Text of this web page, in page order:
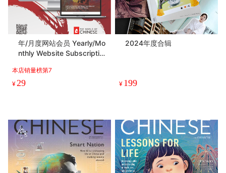
年/月度网站会员 Yearly/Mo
nthly Website Subscriptio
注）
本店销量榜第7
¥ 29
2024年度合辑
¥ 199